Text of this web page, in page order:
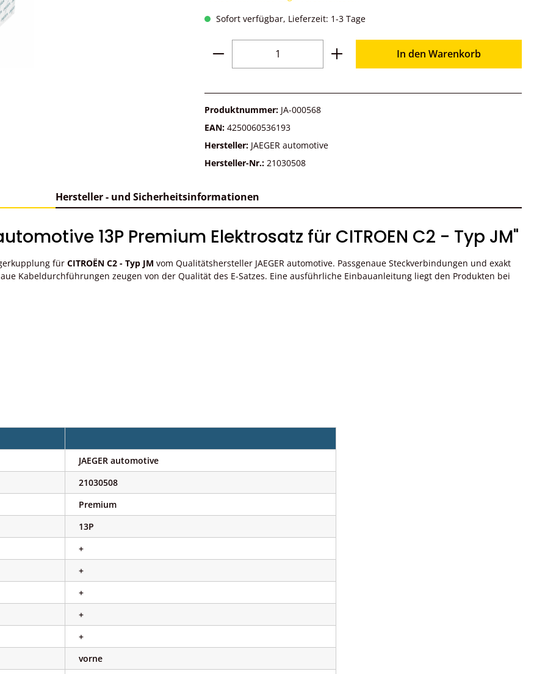
Sofort verfügbar, Lieferzeit: 1-3 Tage
Produkt Anzahl: Gib den gewünschten Wert
In den Warenkorb
Produktnummer: JA-000568
EAN: 4250060536193
Hersteller: JAEGER automotive
Hersteller-Nr.: 21030508
Hersteller - und Sicherheitsinformationen
13P Premium Elektrosatz für CITROEN C2 - Typ JM"
für CITROËN C2 - Typ JM vom Qualitätshersteller JAEGER automotive. Passgenaue Steckverbindungen und exakt
Kabeldurchführungen zeugen von der Qualität des E-Satzes. Eine ausführliche Einbauanleitung liegt den Produkten bei
JAEGER automotive
21030508
Premium
13P
+
+
+
+
+
vorne